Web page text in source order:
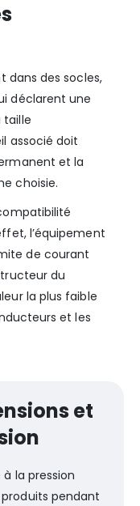
dans des socles,
déclarent une
taille
associé doit
et la
choisie.
l’équipement
de courant
du
la plus faible
et les
et
la pression
pendant